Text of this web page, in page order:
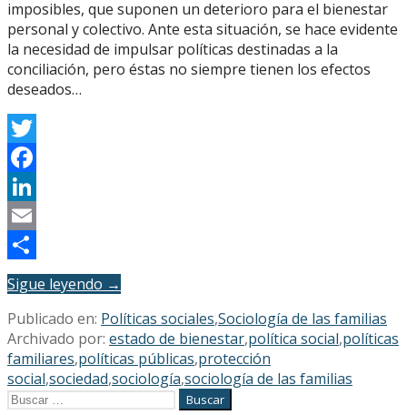
imposibles, que suponen un deterioro para el bienestar
personal y colectivo. Ante esta situación, se hace evidente
la necesidad de impulsar políticas destinadas a la
conciliación, pero éstas no siempre tienen los efectos
deseados…
Twitter
Facebook
LinkedIn
Email
Compartir
Sigue leyendo →
Publicado en: Políticas sociales,Sociología de las familias
Archivado por: estado de bienestar,política social,políticas
familiares,políticas públicas,protección
social,sociedad,sociología,sociología de las familias
Buscar: